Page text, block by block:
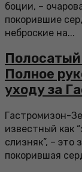
боции, –
покорившие
неброские на...
Полное
уходу за
Гастромизон-
известный как
слизняк”, –
покорившая